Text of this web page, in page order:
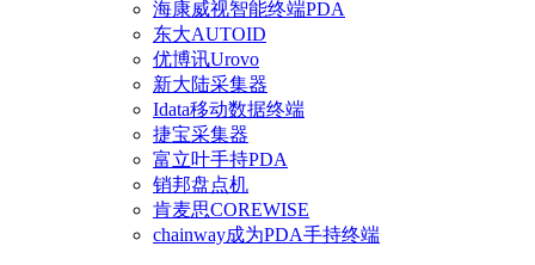
海康威视智能终端PDA
东大AUTOID
优博讯Urovo
新大陆采集器
Idata移动数据终端
捷宝采集器
富立叶手持PDA
销邦盘点机
肯麦思COREWISE
chainway成为PDA手持终端